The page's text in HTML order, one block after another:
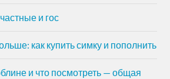
и гос
как купить симку и пополнить
и что посмотреть — общая